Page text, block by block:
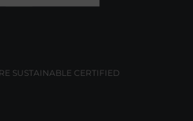
SUSTAINABLE CERTIFIED